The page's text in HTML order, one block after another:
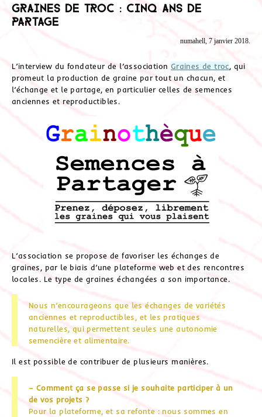
Graines de troc : cinq ans de
partage
numahell, 7 janvier 2018.
L’interview du fondateur de l’association Graines de troc, qui
promeut la production de graine par tout un chacun, et
l’échange et le partage, en particulier celles de semences
anciennes et reproductibles.
L’association se propose de favoriser les échanges de
graines, par le biais d’une plateforme web et des rencontres
locales. Le type de graines échangées a son importance.
Nous n’encourageons que les échanges de variétés
anciennes et reproductibles, et les pratiques
naturelles, qui permettent seules une autonomie
semencière et alimentaire.
Il est possible de contribuer de plusieurs manières.
– Comment ça se passe si je souhaite participer à un
de vos projets ?
Pour la plateforme, et sa refonte : nous sommes en